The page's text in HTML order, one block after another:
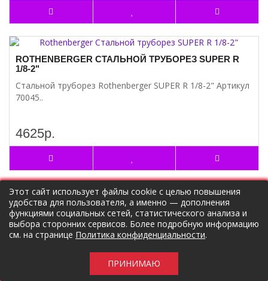
ROTHENBERGER СТАЛЬНОЙ ТРУБОРЕЗ SUPER R
1/8-2"
Стальной труборез Rothenberger SUPER R 1/8-2" Артикул
70045..
4625р.
ROTHENBERGER УГЛОВОЙ ТРУБНЫЙ КЛЮЧ 90/3"
Угловой трубный ключ Rothenberger 90о 3"
изготавливается из хромованадиевой стали методом
Этот сайт использует файлы cookie с целью повышения
удобства для пользователя, а именно — дополнения
функциями социальных сетей, статистического анализа и
выбора сторонних сервисов. Более подробную информацию
см. на странице Политика конфиденциальности.
ПРИНИМАЮ